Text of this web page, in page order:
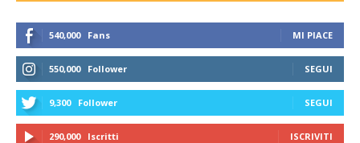
540,000 Fans MI PIACE
550,000 Follower SEGUI
9,300 Follower SEGUI
290,000 Iscritti ISCRIVITI